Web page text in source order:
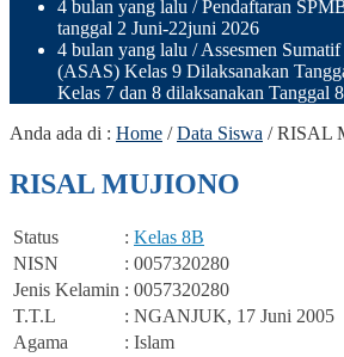
4 bulan yang lalu / Pendaftaran
tanggal 2 Juni-22juni 2026
4 bulan yang lalu / Assesmen
(ASAS) Kelas 9 Dilaksanakan
Kelas 7 dan 8 dilaksanakan Tanggal
Anda ada di : Home /Data Siswa /RISAL
RISAL MUJIONO
Status : Kelas 8B
NISN
: 0057320280
Jenis Kelamin : 0057320280
T.T.L
: NGANJUK, 17 Juni 2005
Agama
: Islam